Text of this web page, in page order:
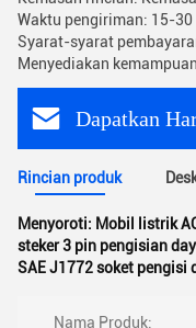
Waktu pengiriman: 15-30
Syarat-syarat
Menyediakan
Dapatkan
Rincian produk
Menyoroti: Mobil listrik
steker 3 pin pengisian
SAE J1772 soket pengisi
Nama Produk: